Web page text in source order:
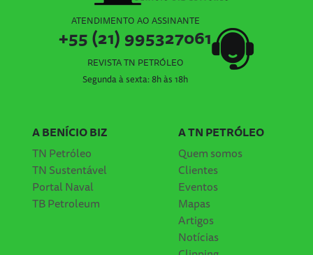
ATENDIMENTO AO ASSINANTE
+55 (21) 995327061
REVISTA TN PETRÓLEO
Segunda à sexta: 8h às 18h
A BENÍCIO BIZ
TN Petróleo
TN Sustentável
Portal Naval
TB Petroleum
A TN PETRÓLEO
Quem somos
Clientes
Eventos
Mapas
Artigos
Notícias